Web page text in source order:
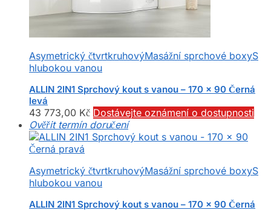
Asymetrický čtvrtkruhovýMasážní sprchové boxyS
hlubokou vanou
ALLIN 2IN1 Sprchový kout s vanou – 170 x 90 Černá
levá
43 773,00 Kč Dostávejte oznámení o dostupnosti
Ověřit termín doručení
Asymetrický čtvrtkruhovýMasážní sprchové boxyS
hlubokou vanou
ALLIN 2IN1 Sprchový kout s vanou – 170 x 90 Černá